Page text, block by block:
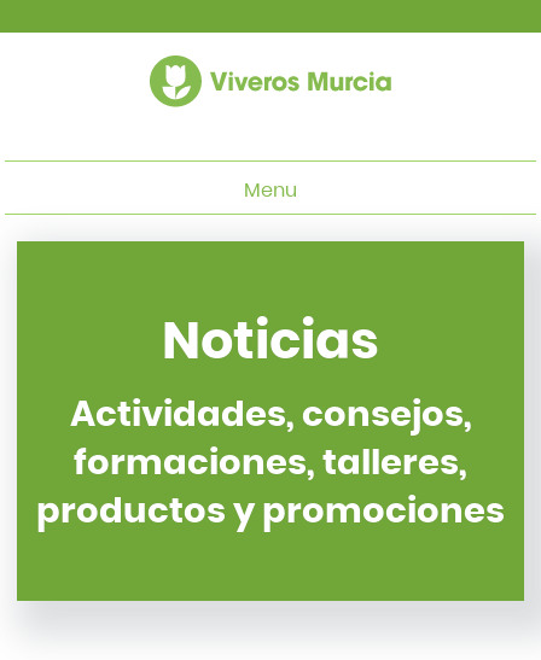
Menu
Noticias
Actividades, consejos,
formaciones, talleres,
productos y promociones